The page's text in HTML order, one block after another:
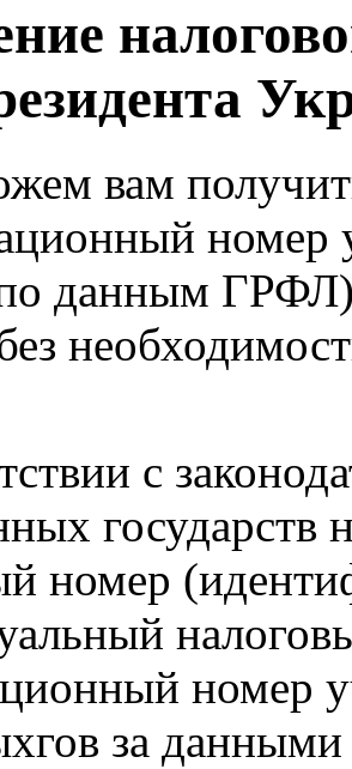
вам
номер
данным
с
государств
номер
номер
за